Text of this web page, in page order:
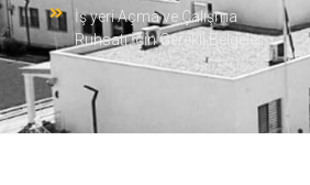
İş yeri Açma ve Çalışma
Ruhsatı İçin Gerekli Belgeler